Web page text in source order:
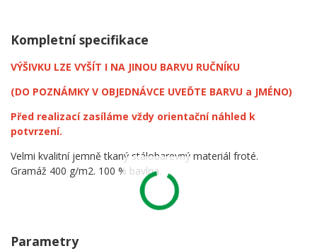
Kompletní specifikace
VÝŠIVKU LZE VYŠÍT I NA JINOU BARVU RUČNÍKU
(DO POZNÁMKY V OBJEDNÁVCE UVEĎTE BARVU a JMÉNO)
Před realizací zasíláme vždy orientační náhled k
potvrzení.
Velmi kvalitní jemně tkaný stálobarevný materiál froté.
Gramáž 400 g/m2. 100 % bavlna.
Parametry